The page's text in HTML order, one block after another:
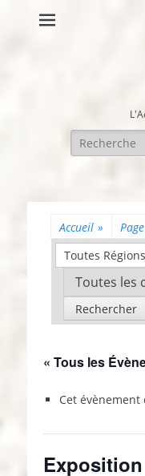
Recherche
pour:
Accueil » Page
Toutes Régions
« Tous les
Cet évènement
Exposition